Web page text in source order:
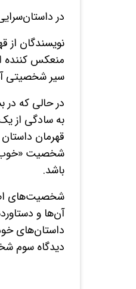
در
نویسندگان از
منعکس کننده
سیر شخصیتی
در حالی که در
به سادگی از
قهرمان
شخصیت «خوب»
باشد.
شخصیت‌های
آن‌ها و
داستان‌های
دیدگاه سوم